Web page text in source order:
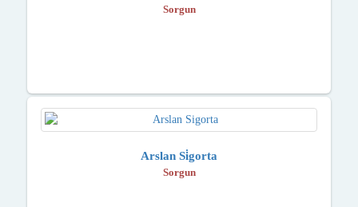
Sorgun
Arslan Si̇gorta
Sorgun